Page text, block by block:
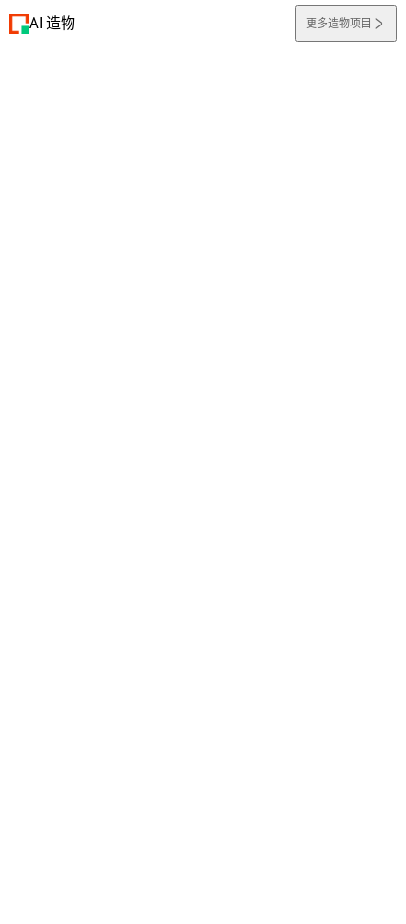
AI 造物 更多造物项目